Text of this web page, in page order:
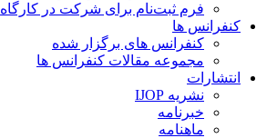
فرم ثبت‌نام برای شرکت در کارگاه
کنفرانس ها
کنفرانس های برگزار شده
مجموعه مقالات کنفرانس ها
انتشارات
نشریه IJOP
خبرنامه
ماهنامه